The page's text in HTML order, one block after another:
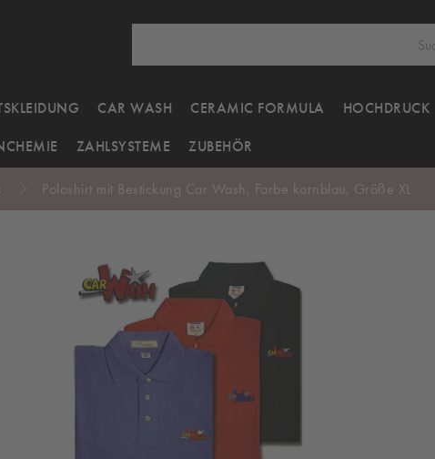
CAR WASH CERAMIC FORMULA HOCHDRUCK
ZAHLSYSTEME ZUBEHÖR
Poloshirt mit Bestickung Car Wash, Farbe kornblau, Größe XL